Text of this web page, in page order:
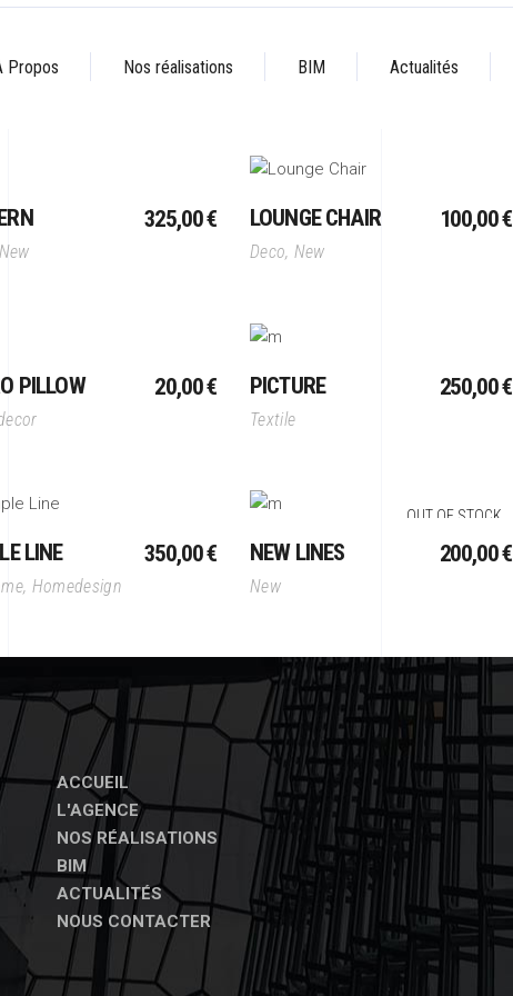
Propos Nos réalisations BIM Actualités
325,00€
New
Ajouter Au Panier
LOUNGE CHAIR 100,00€
Deco, New
PILLOW 20,00€ PICTURE 250,00€
Textile
Ajouter Au Panier
LINE 350,00€
, Homedesign
OUT OF STOCK
Lire La Suite
NEW LINES 200,00€
New
ACCUEIL
L'AGENCE
NOS RÉALISATIONS
BIM
ACTUALITÉS
NOUS CONTACTER